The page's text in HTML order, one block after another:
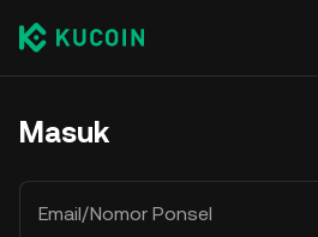
Masuk
Email/Nomor Ponsel